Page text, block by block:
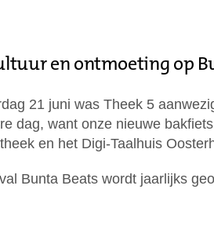
en ontmoeting op
21 juni was Theek 5
dag, want onze nieuwe
en het Digi-Taalhuis
Bunta Beats wordt jaarlijks